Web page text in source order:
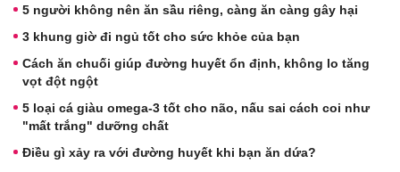
5 người không nên ăn sầu riêng, càng ăn càng gây hại
3 khung giờ đi ngủ tốt cho sức khỏe của bạn
Cách ăn chuối giúp đường huyết ổn định, không lo tăng
vọt đột ngột
5 loại cá giàu omega-3 tốt cho não, nấu sai cách coi như
"mất trắng" dưỡng chất
Điều gì xảy ra với đường huyết khi bạn ăn dứa?